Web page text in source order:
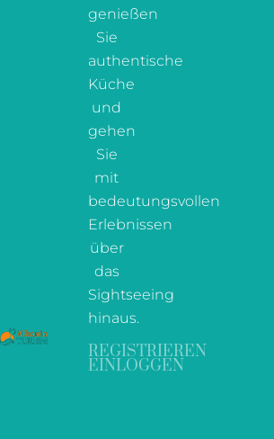
genießen
Sie
authentische
Küche
und
gehen
Sie
mit
bedeutungsvollen
Erlebnissen
über
das
Sightseeing
hinaus.
REGISTRIEREN
EINLOGGEN